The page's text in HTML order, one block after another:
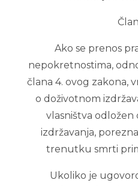
Ako se prenos
nepokretnostima,
člana 4. ovog zakona,
o doživotnom
vlasništva odložen
izdržavanja,
trenutku smrti
Ukoliko je